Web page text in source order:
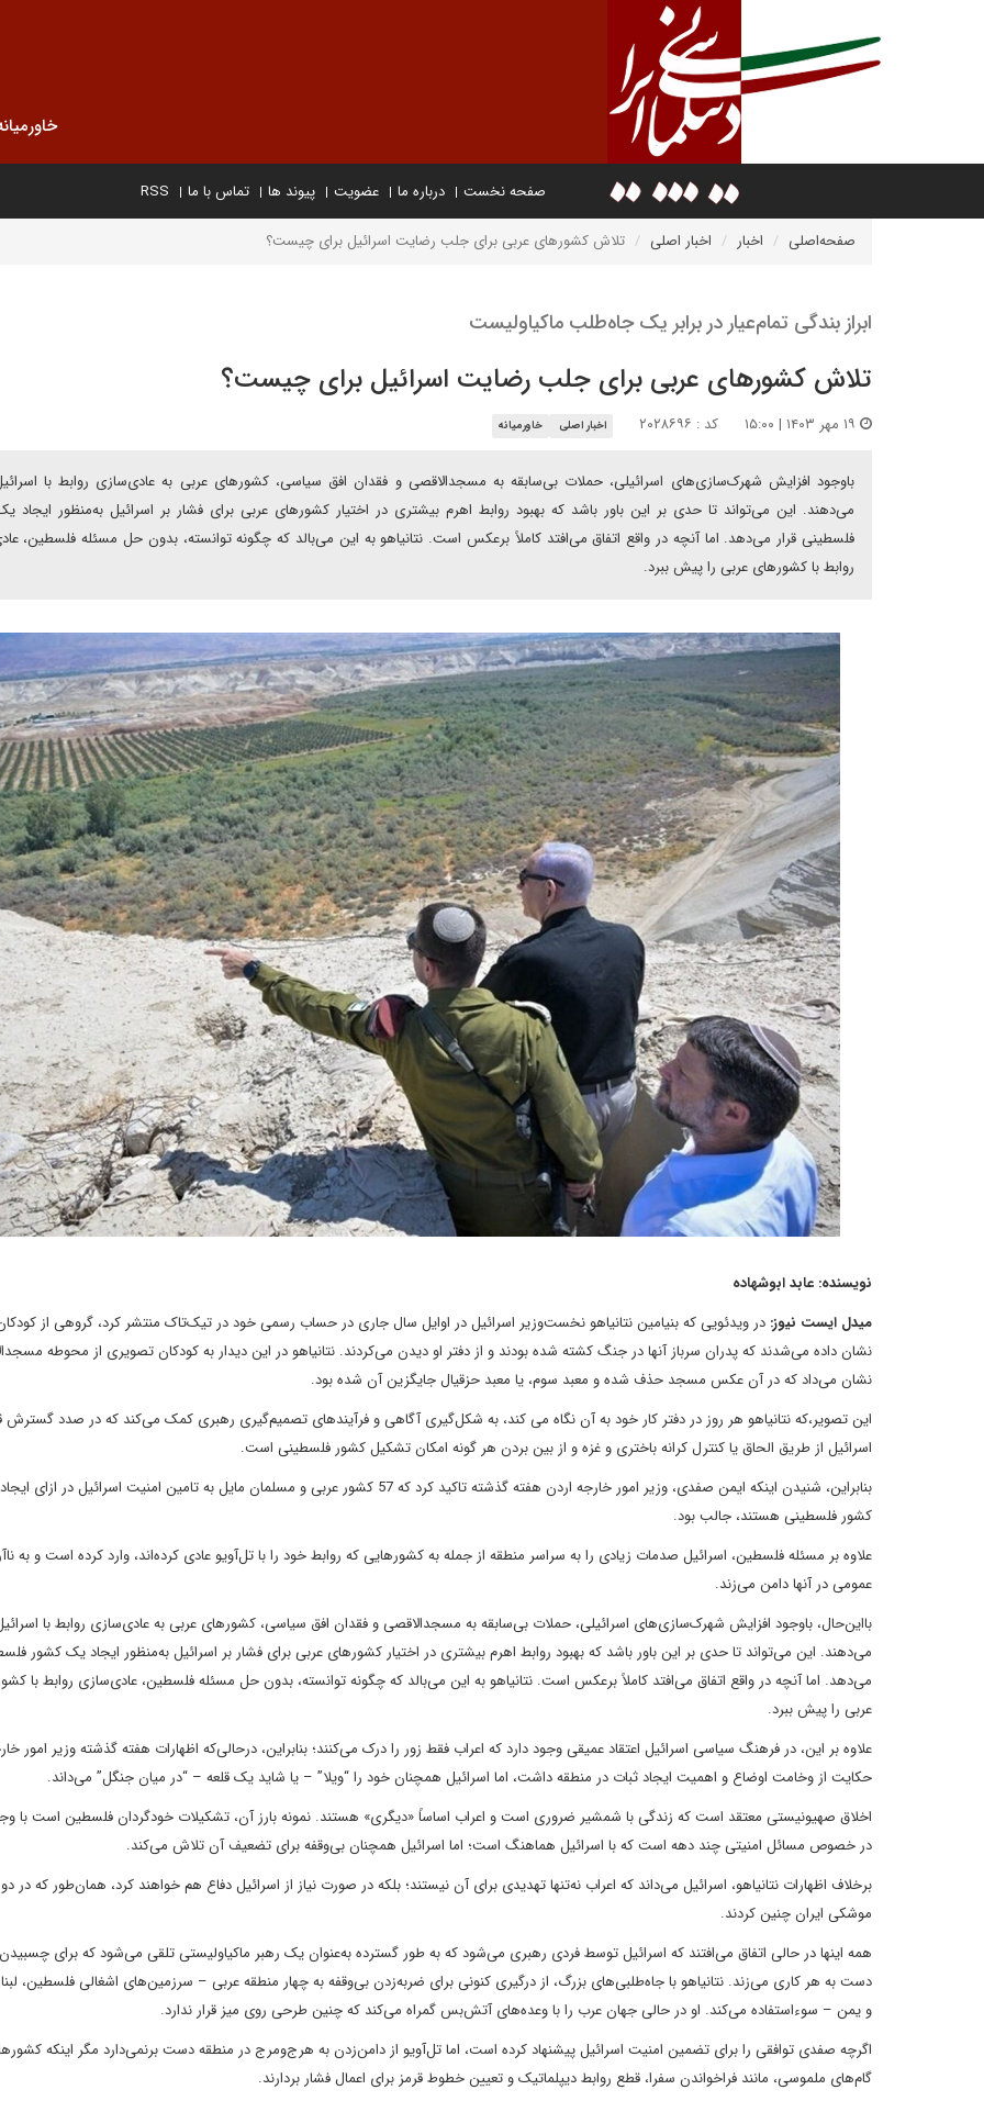
صفحه نخست درباره ما عضویت پیوند ها تماس با ما RSS
صفحه‌اصلی اخبار اخبار اصلی تلاش کشورهای عربی برای جلب رضایت اسرائیل برای چیست؟
ابراز بندگی تمام‌عیار در برابر یک جاه‌طلب ماکیاولیست
تلاش کشورهای عربی برای جلب رضایت اسرائیل برای چیست؟
کد : ۲۰۲۸۶۹۶ اخبار اصلی خاورمیانه
باوجود افزایش شهرک‌سازی‌های اسرائیلی، حملات بی‌سابقه به مسجدالاقصی و فقدان افق سیاسی، کشورهای عربی به عادی‌سازی روابط با
می‌دهند. این می‌تواند تا حدی بر این باور باشد که بهبود روابط اهرم بیشتری در اختیار کشورهای عربی برای فشار بر اسرائیل به‌منظور ایجاد
فلسطینی قرار می‌دهد. اما آنچه در واقع اتفاق می‌افتد کاملاً برعکس است. نتانیاهو به این می‌بالد که چگونه توانسته، بدون حل مسئله فلسطین،
روابط با کشورهای عربی را پیش ببرد.
نویسنده: عابد ابوشهاده
میدل ایست نیوز: در ویدئویی که بنیامین نتانیاهو نخست‌وزیر اسرائیل در اوایل سال جاری در حساب رسمی خود در تیک‌تاک منتشر کرد، گروهی از
نشان داده می‌شدند که پدران سرباز آنها در جنگ کشته شده بودند و از دفتر او دیدن می‌کردند. نتانیاهو در این دیدار به کودکان تصویری از محوطه
نشان می‌داد که در آن عکس مسجد حذف شده و معبد سوم، یا معبد حزقیال جایگزین آن شده بود.
این تصویر،که نتانیاهو هر روز در دفتر کار خود به آن نگاه می کند، به شکل‌گیری آگاهی و فرآیندهای تصمیم‌گیری رهبری کمک می‌کند که در صدد گسترش
اسرائیل از طریق الحاق یا کنترل کرانه باختری و غزه و از بین بردن هر گونه امکان تشکیل کشور فلسطینی است.
بنابراین، شنیدن اینکه ایمن صفدی، وزیر امور خارجه اردن هفته گذشته تاکید کرد که 57 کشور عربی و مسلمان مایل به تامین امنیت اسرائیل در
کشور فلسطینی هستند، جالب بود.
علاوه بر مسئله فلسطین، اسرائیل صدمات زیادی را به سراسر منطقه از جمله به کشورهایی که روابط خود را با تل‌آویو عادی کرده‌اند، وارد کرده است و به
عمومی در آنها دامن می‌زند.
بااین‌حال، باوجود افزایش شهرک‌سازی‌های اسرائیلی، حملات بی‌سابقه به مسجدالاقصی و فقدان افق سیاسی، کشورهای عربی به عادی‌سازی روابط با
می‌دهند. این می‌تواند تا حدی بر این باور باشد که بهبود روابط اهرم بیشتری در اختیار کشورهای عربی برای فشار بر اسرائیل به‌منظور ایجاد یک کشور
می‌دهد. اما آنچه در واقع اتفاق می‌افتد کاملاً برعکس است. نتانیاهو به این می‌بالد که چگونه توانسته، بدون حل مسئله فلسطین، عادی‌سازی روابط با
عربی را پیش ببرد.
علاوه بر این، در فرهنگ سیاسی اسرائیل اعتقاد عمیقی وجود دارد که اعراب فقط زور را درک می‌کنند؛ بنابراین، درحالی‌که اظهارات هفته گذشته وزیر امور
حکایت از وخامت اوضاع و اهمیت ایجاد ثبات در منطقه داشت، اما اسرائیل همچنان خود را “ویلا” – یا شاید یک قلعه – “در میان جنگل” می‌داند.
اخلاق صهیونیستی معتقد است که زندگی با شمشیر ضروری است و اعراب اساساً «دیگری» هستند. نمونه بارز آن، تشکیلات خودگردان فلسطین است با
در خصوص مسائل امنیتی چند دهه است که با اسرائیل هماهنگ است؛ اما اسرائیل همچنان بی‌وقفه برای تضعیف آن تلاش می‌کند.
برخلاف اظهارات نتانیاهو، اسرائیل می‌داند که اعراب نه‌تنها تهدیدی برای آن نیستند؛ بلکه در صورت نیاز از اسرائیل دفاع هم خواهند کرد، همان‌طور که در
موشکی ایران چنین کردند.
همه اینها در حالی اتفاق می‌افتند که اسرائیل توسط فردی رهبری می‌شود که به طور گسترده به‌عنوان یک رهبر ماکیاولیستی تلقی می‌شود که برای
دست به هر کاری می‌زند. نتانیاهو با جاه‌طلبی‌های بزرگ، از درگیری کنونی برای ضربه‌زدن بی‌وقفه به چهار منطقه عربی – سرزمین‌های اشغالی فلسطین،
و یمن – سوءاستفاده می‌کند. او در حالی جهان عرب را با وعده‌های آتش‌بس گمراه می‌کند که چنین طرحی روی میز قرار ندارد.
اگرچه صفدی توافقی را برای تضمین امنیت اسرائیل پیشنهاد کرده است، اما تل‌آویو از دامن‌زدن به هرج‌ومرج در منطقه دست برنمی‌دارد مگر اینکه
گام‌های ملموسی، مانند فراخواندن سفرا، قطع روابط دیپلماتیک و تعیین خطوط قرمز برای اعمال فشار بردارند.